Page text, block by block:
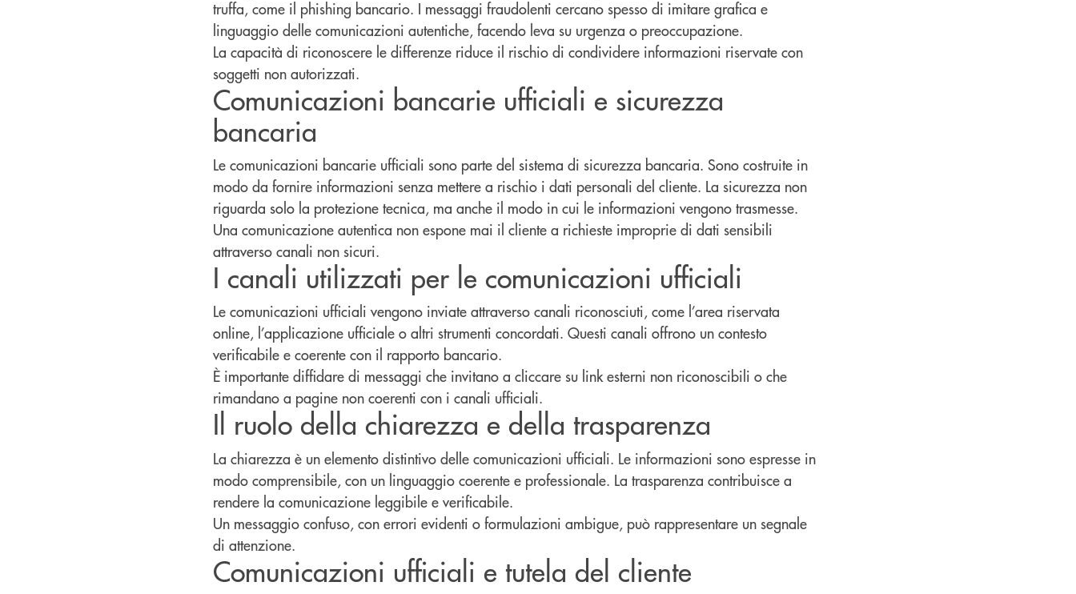
truffa, come il phishing bancario. I messaggi fraudolenti cercano spesso di imitare grafica e
linguaggio delle comunicazioni autentiche, facendo leva su urgenza o preoccupazione.
La capacità di riconoscere le differenze riduce il rischio di condividere informazioni riservate con
soggetti non autorizzati.
Comunicazioni bancarie ufficiali e sicurezza
bancaria
Le comunicazioni bancarie ufficiali sono parte del sistema di sicurezza bancaria. Sono costruite in
modo da fornire informazioni senza mettere a rischio i dati personali del cliente. La sicurezza non
riguarda solo la protezione tecnica, ma anche il modo in cui le informazioni vengono trasmesse.
Una comunicazione autentica non espone mai il cliente a richieste improprie di dati sensibili
attraverso canali non sicuri.
I canali utilizzati per le comunicazioni ufficiali
Le comunicazioni ufficiali vengono inviate attraverso canali riconosciuti, come l’area riservata
online, l’applicazione ufficiale o altri strumenti concordati. Questi canali offrono un contesto
verificabile e coerente con il rapporto bancario.
È importante diffidare di messaggi che invitano a cliccare su link esterni non riconoscibili o che
rimandano a pagine non coerenti con i canali ufficiali.
Il ruolo della chiarezza e della trasparenza
La chiarezza è un elemento distintivo delle comunicazioni ufficiali. Le informazioni sono espresse in
modo comprensibile, con un linguaggio coerente e professionale. La trasparenza contribuisce a
rendere la comunicazione leggibile e verificabile.
Un messaggio confuso, con errori evidenti o formulazioni ambigue, può rappresentare un segnale
di attenzione.
Comunicazioni ufficiali e tutela del cliente